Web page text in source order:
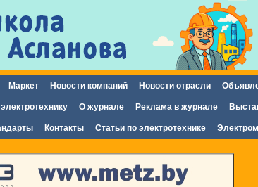
основному
содержанию
Маркет Новости компаний Новости отрасли
О журнале Реклама в журнале
Контакты Статьи по электротехнике